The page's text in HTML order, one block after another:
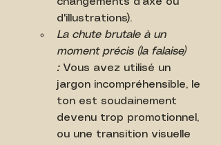
d'illustrations).
La chute brutale à un
moment précis (la falaise)
: Vous avez utilisé un
jargon incompréhensible, le
ton est soudainement
devenu trop promotionnel,
ou une transition visuelle